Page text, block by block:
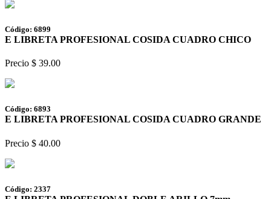
Código: 6899
E LIBRETA PROFESIONAL COSIDA CUADRO CHICO
Precio $ 39.00
Código: 6893
E LIBRETA PROFESIONAL COSIDA CUADRO GRANDE
Precio $ 40.00
Código: 2337